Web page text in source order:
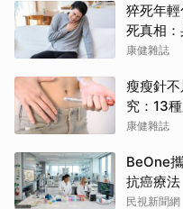
猝死年
死真相
康健雜誌
瘦瘦針
究：13
康健雜誌
BeOne
抗癌療法
民視新聞網